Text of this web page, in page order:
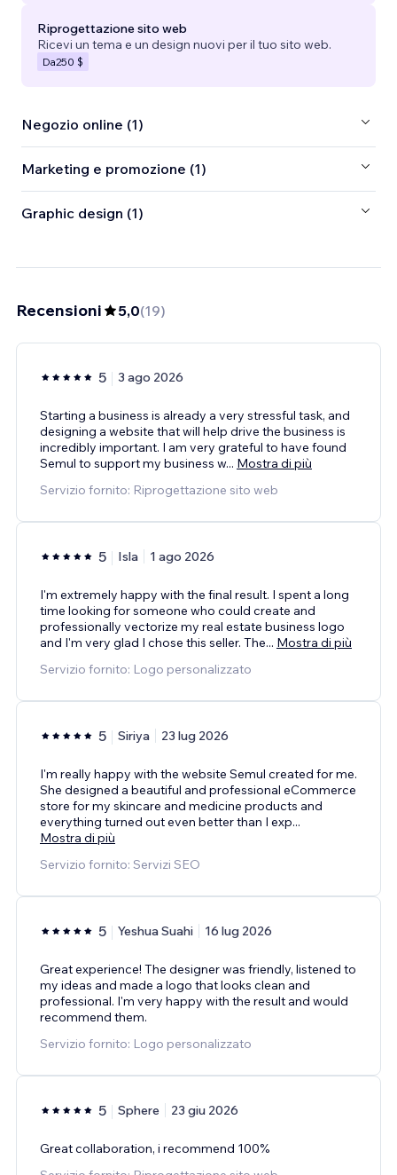
Riprogettazione sito web
Ricevi un tema e un design nuovi per il tuo sito web.
Da250 $
Negozio online (1)
Marketing e promozione (1)
Graphic design (1)
Recensioni 5,0(19)
5 3 ago 2026
Starting a business is already a very stressful task, and
designing a website that will help drive the business is
incredibly important. I am very grateful to have found
Semul to support my business w... Mostra di più
Servizio fornito: Riprogettazione sito web
5 Isla 1 ago 2026
I'm extremely happy with the final result. I spent a long
time looking for someone who could create and
professionally vectorize my real estate business logo
and I'm very glad I chose this seller. The... Mostra di più
Servizio fornito: Logo personalizzato
5 Siriya 23 lug 2026
I'm really happy with the website Semul created for me.
She designed a beautiful and professional eCommerce
store for my skincare and medicine products and
everything turned out even better than I exp...
Mostra di più
Servizio fornito: Servizi SEO
5 Yeshua Suahi 16 lug 2026
Great experience! The designer was friendly, listened to
my ideas and made a logo that looks clean and
professional. I'm very happy with the result and would
recommend them.
Servizio fornito: Logo personalizzato
5 Sphere 23 giu 2026
Great collaboration, i recommend 100%